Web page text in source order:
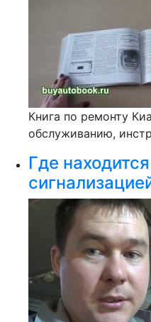
Книга по ремонту
обслуживанию,
Где